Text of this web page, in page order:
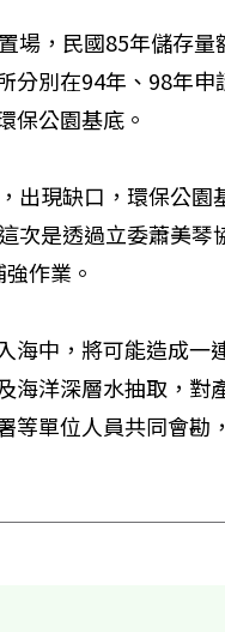
場，民國85年儲存量
分別在94年、98年申
保公園基底。
出現缺口，環保公園
次是透過立委蕭美琴
作業。
海中，將可能造成一
海洋深層水抽取，對
等單位人員共同會勘